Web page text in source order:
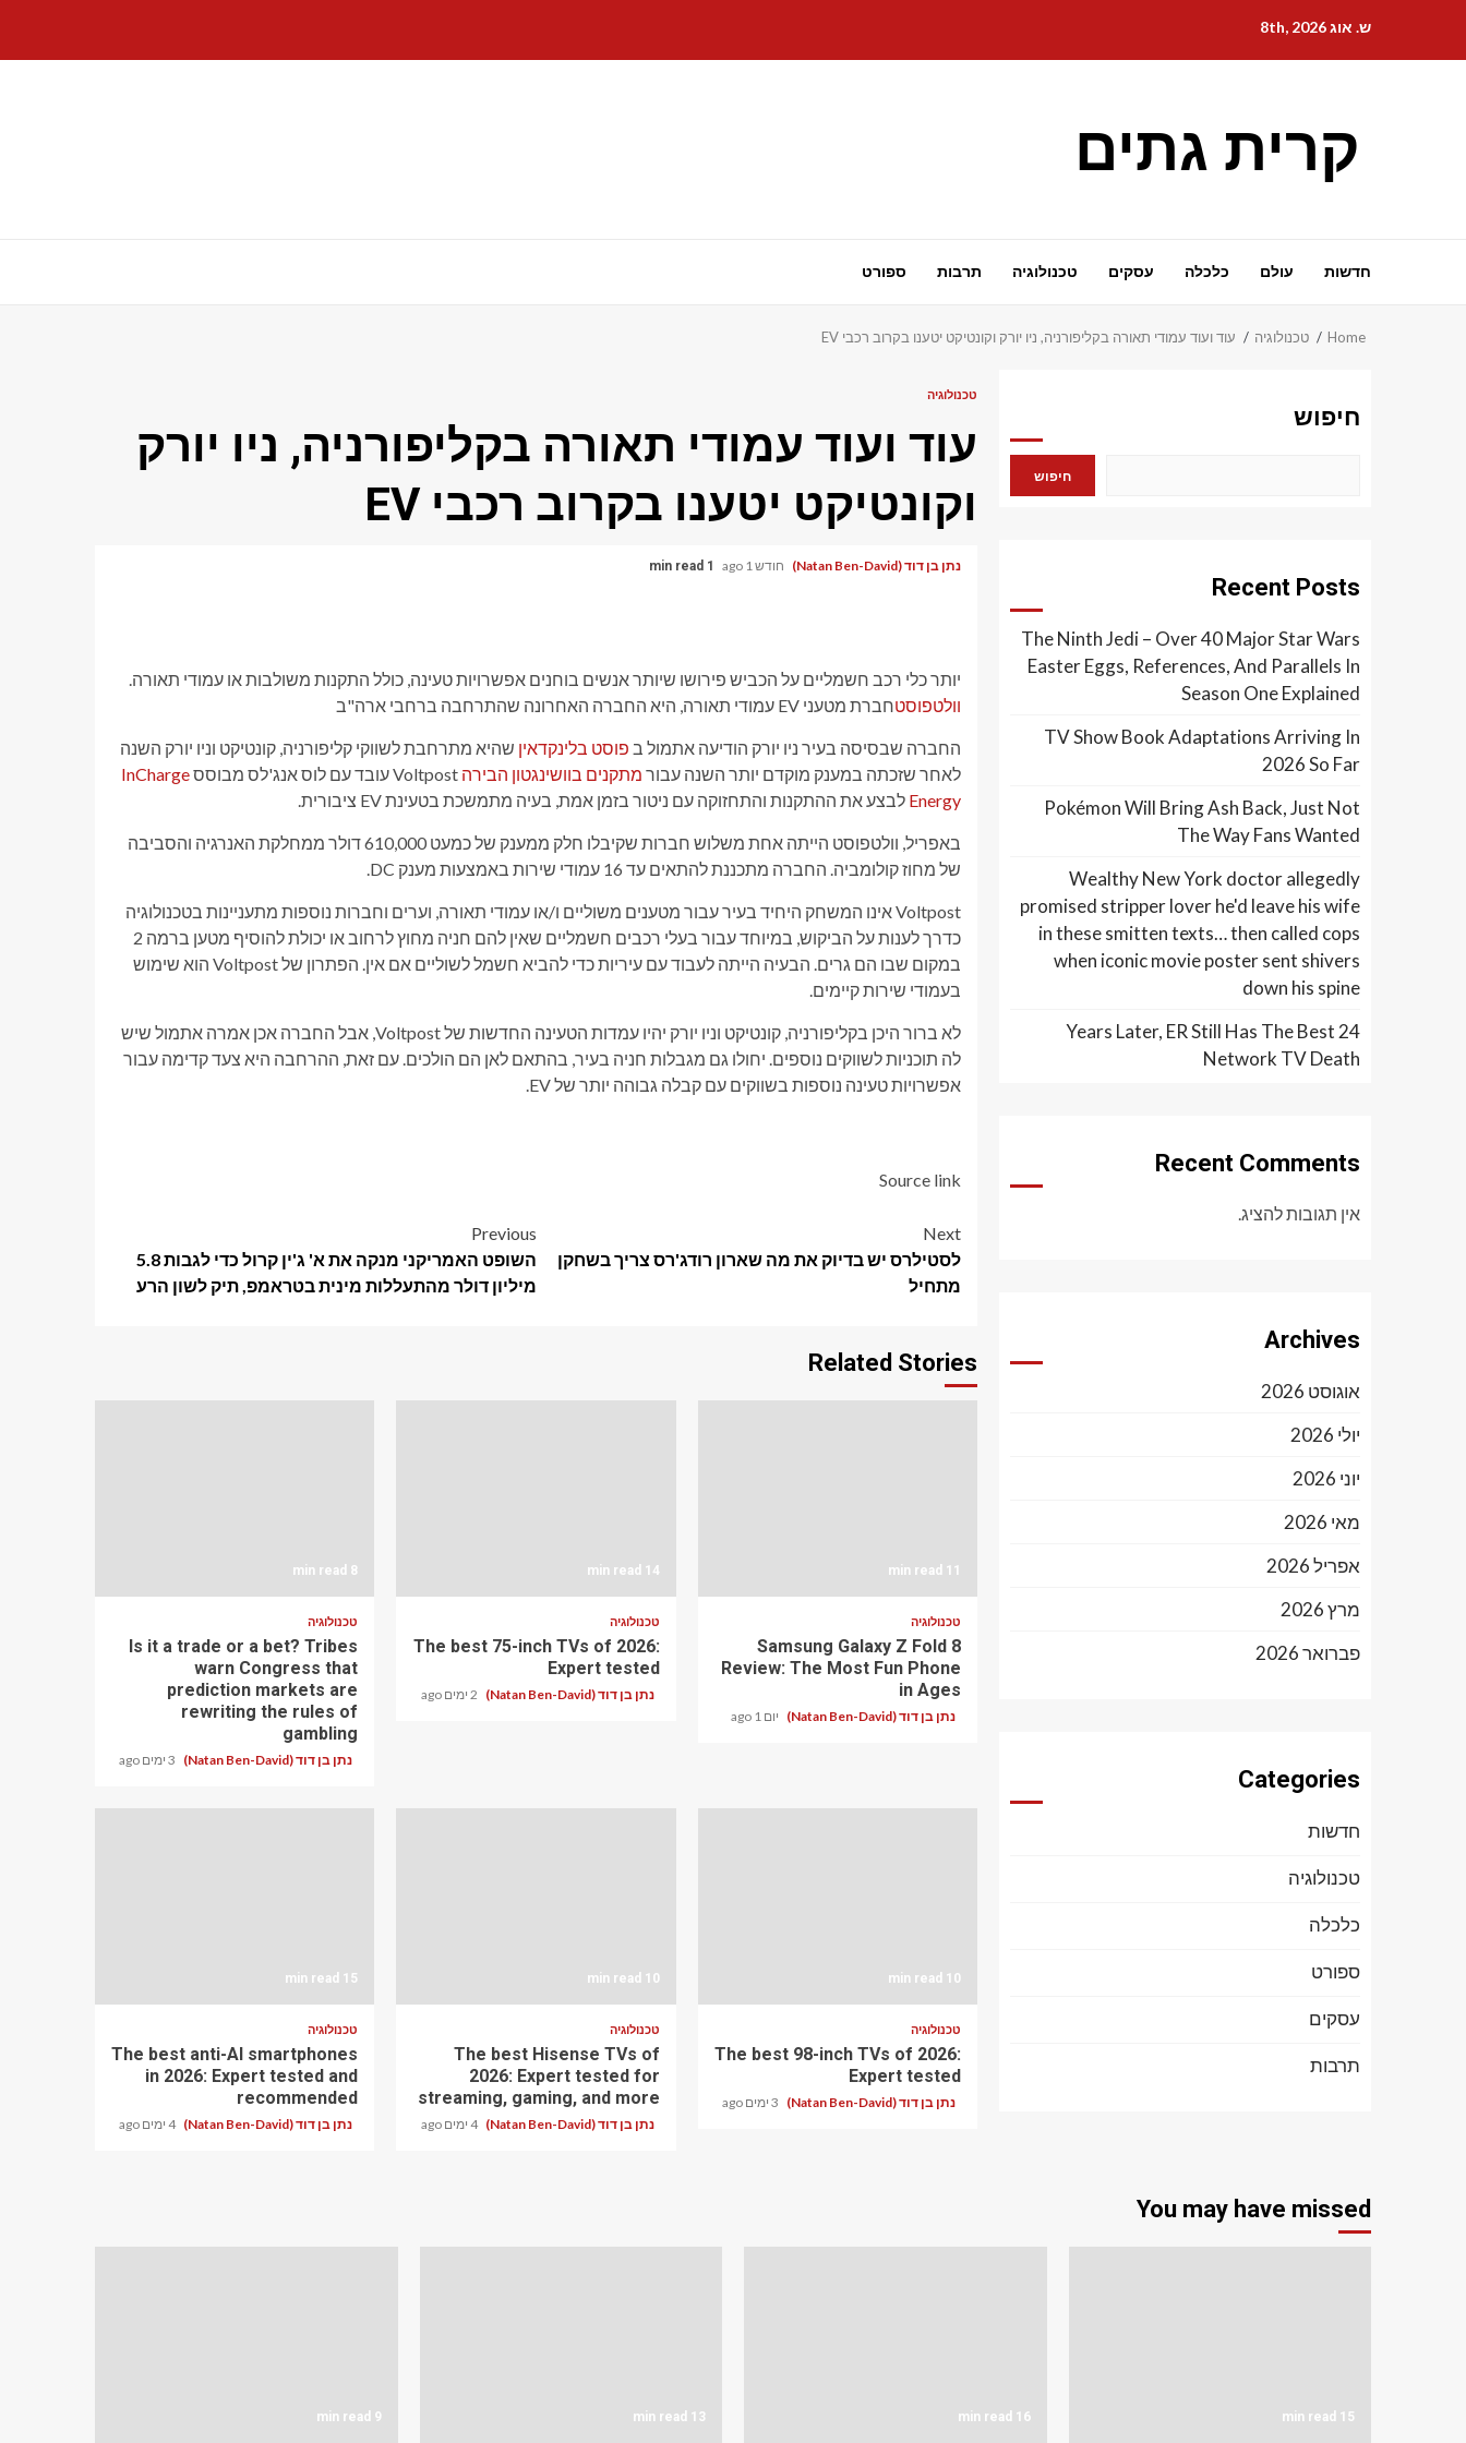
content
ש. אוג 8th, 2026
קרית גתים
חדשות עולם כלכלה עסקים טכנולוגיה תרבות ספורט
Home טכנולוגיה עוד ועוד עמודי תאורה בקליפורניה, ניו יורק וקונטיקט יטענו בקרוב רכבי EV
טכנולוגיה
עוד ועוד עמודי תאורה בקליפורניה, ניו יורק
וקונטיקט יטענו בקרוב רכבי EV
נתן בן דוד (Natan Ben-David) חודש 1 ago 1 min read
יותר כלי רכב חשמליים על הכביש פירושו שיותר אנשים בוחנים אפשרויות טעינה, כולל התקנות משולבות או עמודי תאורה.
וולטפוסטחברת מטעני EV עמודי תאורה, היא החברה האחרונה שהתרחבה ברחבי ארה"ב
החברה שבסיסה בעיר ניו יורק הודיעה אתמול ב פוסט בלינקדאין שהיא מתרחבת לשווקי קליפורניה, קונטיקט וניו יורק השנה
לאחר שזכתה במענק מוקדם יותר השנה עבור מתקנים בוושינגטון הבירה
InCharge
Energy לבצע את ההתקנות והתחזוקה עם ניטור בזמן אמת, בעיה מתמשכת בטעינת EV ציבורית.
באפריל, וולטפוסט הייתה אחת משלוש חברות שקיבלו חלק ממענק של כמעט 610,000 דולר ממחלקת האנרגיה והסביבה
של מחוז קולומביה. החברה מתכננת להתאים עד 16 עמודי שירות באמצעות מענק DC.
Voltpost אינו המשחק היחיד בעיר עבור מטענים משוליים ו/או עמודי תאורה, וערים וחברות נוספות מתעניינות בטכנולוגיה
כדרך לענות על הביקוש, במיוחד עבור בעלי רכבים חשמליים שאין להם חניה מחוץ לרחוב או יכולת להוסיף מטען ברמה 2
במקום שבו הם גרים. הבעיה הייתה לעבוד עם עיריות כדי להביא חשמל לשוליים אם אין. הפתרון של Voltpost הוא שימוש
בעמודי שירות קיימים.
לא ברור היכן בקליפורניה, קונטיקט וניו יורק יהיו עמדות הטעינה החדשות של Voltpost, אבל החברה אכן אמרה אתמול שיש
לה תוכניות לשווקים נוספים. יחולו גם מגבלות חניה בעיר, בהתאם לאן הם הולכים. עם זאת, ההרחבה היא צעד קדימה עבור
אפשרויות טעינה נוספות בשווקים עם קבלה גבוהה יותר של EV.
Source link
Post
navigation
Previous
השופט האמריקני מנקה את א' ג'ין קרול כדי לגבות 5.8
מיליון דולר מהתעללות מינית בטראמפ, תיק לשון הרע
Next
לסטילרס יש בדיוק את מה שארון רודג'רס צריך בשחקן
מתחיל
Related Stories
11 min read
טכנולוגיה
Samsung Galaxy Z Fold 8
Review: The Most Fun Phone
in Ages
נתן בן דוד (Natan Ben-David) יום 1 ago
14 min read
טכנולוגיה
The best 75-inch TVs of 2026:
Expert tested
נתן בן דוד (Natan Ben-David) 2 ימים ago
8 min read
טכנולוגיה
Is it a trade or a bet? Tribes
warn Congress that
prediction markets are
rewriting the rules of
gambling
נתן בן דוד (Natan Ben-David) 3 ימים ago
10 min read
טכנולוגיה
The best 98-inch TVs of 2026:
Expert tested
נתן בן דוד (Natan Ben-David) 3 ימים ago
10 min read
טכנולוגיה
The best Hisense TVs of
2026: Expert tested for
streaming, gaming, and more
נתן בן דוד (Natan Ben-David) 4 ימים ago
15 min read
טכנולוגיה
The best anti-AI smartphones
in 2026: Expert tested and
recommended
נתן בן דוד (Natan Ben-David) 4 ימים ago
חיפוש
חיפוש
Recent Posts
The Ninth Jedi – Over 40 Major Star Wars
Easter Eggs, References, And Parallels In
Season One Explained
TV Show Book Adaptations Arriving In
2026 So Far
Pokémon Will Bring Ash Back, Just Not
The Way Fans Wanted
Wealthy New York doctor allegedly
promised stripper lover he'd leave his wife
in these smitten texts… then called cops
when iconic movie poster sent shivers
down his spine
24 Years Later, ER Still Has The Best
Network TV Death
Recent Comments
אין תגובות להציג.
Archives
אוגוסט 2026
יולי 2026
יוני 2026
מאי 2026
אפריל 2026
מרץ 2026
פברואר 2026
Categories
חדשות
טכנולוגיה
כלכלה
ספורט
עסקים
תרבות
You may have missed
15 min read
16 min read
13 min read
9 min read